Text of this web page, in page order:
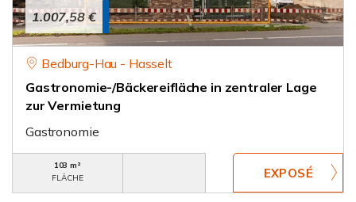
1.007,58 €
Bedburg-Hau - Hasselt
Gastronomie-/Bäckereifläche in zentraler Lage
zur Vermietung
Gastronomie
103 m²
FLÄCHE